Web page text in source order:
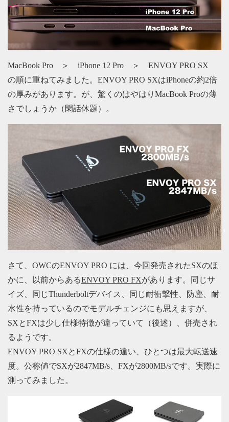
MacBook Pro ＞ iPhone 12 Pro ＞ ENVOY PRO SX
の順に重ねてみました。ENVOY PRO SXはiPhoneの約2倍
の厚みがあります。が、驚くのはやはりMacBook Proの薄
さでしょうか（閑話休題）。
さて、OWCのENVOY PRO には、今回発売されたSXのほ
かに、以前からあるENVOY PRO FXがあります。同じサ
イズ、同じThunderboltデバイス、同じ耐衝撃性、防塵、耐
水性を持っているのでモデルチェンジにも思えますが、
SXとFXは少し仕様特徴が違っていて（後述）、併売され
るようです。
ENVOY PRO SXとFXの仕様の違い、ひとつは最大転送速
度。公称値でSXが2847MB/s、FXが2800MB/sです。実際に
測ってみました。